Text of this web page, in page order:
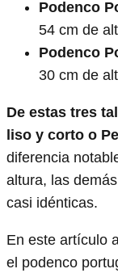
Podenco
54 cm de
Podenco
30 cm de
De estas tres
liso y corto o
diferencia
altura, las
casi idénticas.
En este artículo
el podenco